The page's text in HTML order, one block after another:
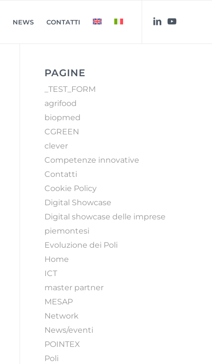
NEWS CONTATTI
PAGINE
_TEST_FORM
agrifood
biopmed
CGREEN
clever
Competenze innovative
Contatti
Cookie Policy
Digital Showcase
Digital showcase delle imprese
piemontesi
Evoluzione dei Poli
Home
ICT
master partner
MESAP
Network
News/eventi
POINTEX
Poli